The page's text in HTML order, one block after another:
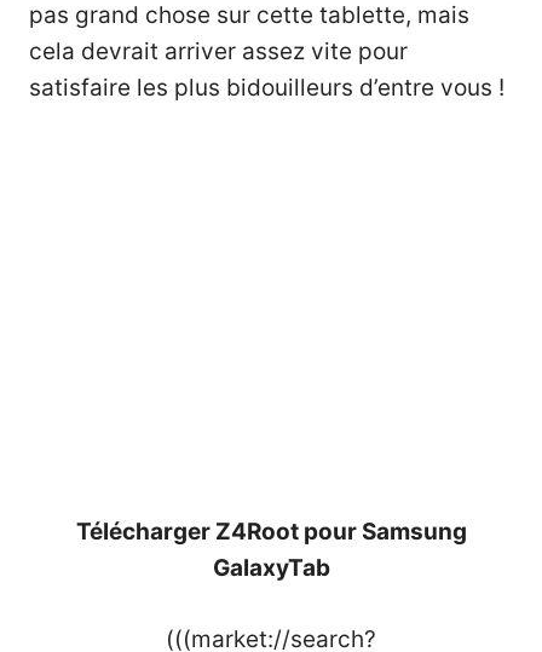
pas grand chose sur cette tablette, mais
cela devrait arriver assez vite pour
satisfaire les plus bidouilleurs d’entre vous !
Télécharger Z4Root pour Samsung
GalaxyTab
(((market://search?